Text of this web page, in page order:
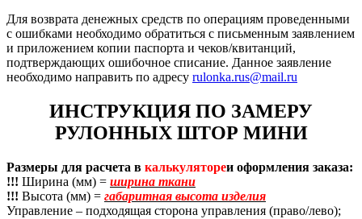
Для возврата денежных средств по операциям проведенными
с ошибками необходимо обратиться с письменным заявлением
и приложением копии паспорта и чеков/квитанций,
подтверждающих ошибочное списание. Данное заявление
необходимо направить по адресу rulonka.rus@mail.ru
ИНСТРУКЦИЯ ПО ЗАМЕРУ
РУЛОННЫХ ШТОР МИНИ
Размеры для расчета в калькулятореи оформления заказа:
!!! Ширина (мм) = ширина ткани
!!! Высота (мм) = габаритная высота изделия
Управление – подходящая сторона управления (право/лево);